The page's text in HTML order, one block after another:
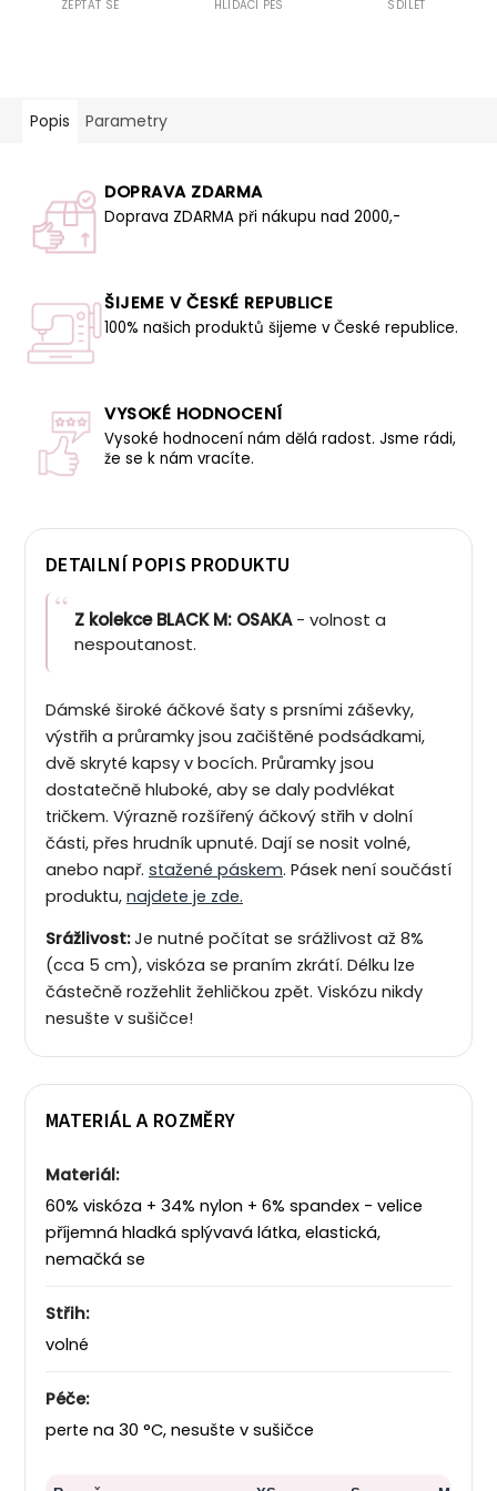
ZEPTAT SE HLÍDACÍ PES SDÍLET
Popis Parametry
DOPRAVA ZDARMA
Doprava ZDARMA při nákupu nad 2000,-
ŠIJEME V ČESKÉ REPUBLICE
100% našich produktů šijeme v České republice.
VYSOKÉ HODNOCENÍ
Vysoké hodnocení nám dělá radost. Jsme rádi,
že se k nám vracíte.
DETAILNÍ POPIS PRODUKTU
Z kolekce BLACK M: OSAKA- volnost a
nespoutanost.
Dámské široké áčkové šaty s prsními záševky,
výstřih a průramky jsou začištěné podsádkami,
dvě skryté kapsy v bocích. Průramky jsou
dostatečně hluboké, aby se daly podvlékat
tričkem. Výrazně rozšířený áčkový střih v dolní
části, přes hrudník upnuté. Dají se nosit volné,
anebo např. stažené páskem. Pásek není součástí
produktu, najdete je zde.
Srážlivost:Je nutné počítat se srážlivost až 8%
(cca 5 cm), viskóza se praním zkrátí. Délku lze
částečně rozžehlit žehličkou zpět. Viskózu nikdy
nesušte v sušičce!
MATERIÁL A ROZMĚRY
Materiál:
60% viskóza + 34% nylon + 6% spandex - velice
příjemná hladká splývavá látka, elastická,
nemačká se
Střih:
volné
Péče:
perte na 30 °C, nesušte v sušičce